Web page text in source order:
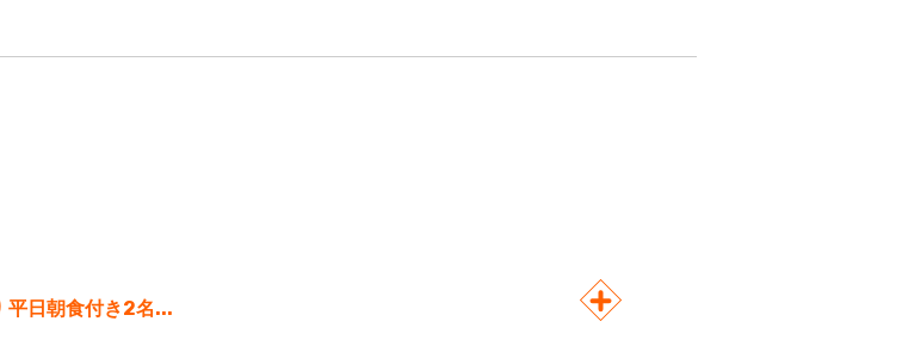
平日朝食付き2名...